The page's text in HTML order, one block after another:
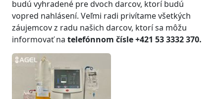
budú vyhradené pre dvoch darcov, ktorí budú
vopred nahlásení. Veľmi radi privítame všetkých
záujemcov z radu našich darcov, ktorí sa môžu
informovať na telefónnom čísle +421 53 3332 370.